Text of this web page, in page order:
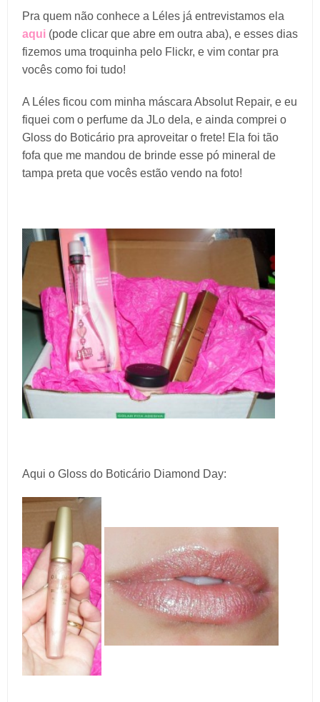
MAQUIAGEM
Pra quem não conhece a Léles já entrevistamos ela
aqui (pode clicar que abre em outra aba), e esses dias
fizemos uma troquinha pelo Flickr, e vim contar pra
vocês como foi tudo!
A Léles ficou com minha máscara Absolut Repair, e eu
fiquei com o perfume da JLo dela, e ainda comprei o
Gloss do Boticário pra aproveitar o frete! Ela foi tão
fofa que me mandou de brinde esse pó mineral de
tampa preta que vocês estão vendo na foto!
Aqui o Gloss do Boticário Diamond Day: